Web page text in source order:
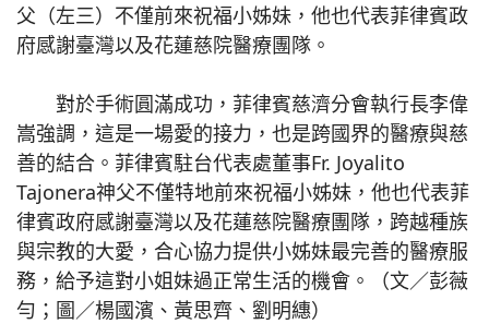
父（左三）不僅前來祝福小姊妹，他也代表菲律賓政
府感謝臺灣以及花蓮慈院醫療團隊。
對於手術圓滿成功，菲律賓慈濟分會執行長李偉
嵩強調，這是一場愛的接力，也是跨國界的醫療與慈
善的結合。菲律賓駐台代表處董事Fr. Joyalito
Tajonera神父不僅特地前來祝福小姊妹，他也代表菲
律賓政府感謝臺灣以及花蓮慈院醫療團隊，跨越種族
與宗教的大愛，合心協力提供小姊妹最完善的醫療服
務，給予這對小姐妹過正常生活的機會。（文／彭薇
勻；圖／楊國濱、黃思齊、劉明繐）